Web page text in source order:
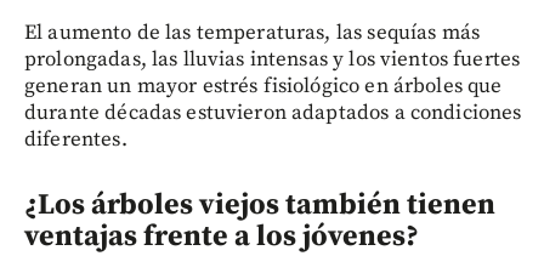
El aumento de las temperaturas, las sequías más
prolongadas, las lluvias intensas y los vientos fuertes
generan un mayor estrés fisiológico en árboles que
durante décadas estuvieron adaptados a condiciones
diferentes.
¿Los árboles viejos también tienen
ventajas frente a los jóvenes?